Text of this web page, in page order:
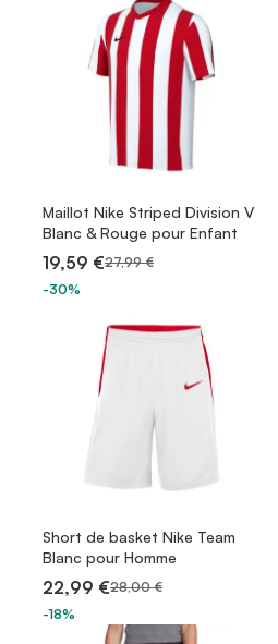
Maillot Nike Striped Division V
Blanc & Rouge pour Enfant
19,59 €27,99 €
-30%
Short de basket Nike Team
Blanc pour Homme
22,99 €28,00 €
-18%